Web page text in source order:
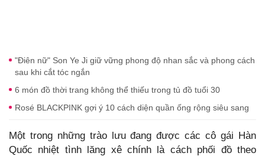
"Điên nữ" Son Ye Ji giữ vững phong độ nhan sắc và phong cách
sau khi cắt tóc ngắn
6 món đồ thời trang không thể thiếu trong tủ đồ tuổi 30
Rosé BLACKPINK gợi ý 10 cách diện quần ống rộng siêu sang
Một trong những trào lưu đang được các cô gái Hàn
Quốc nhiệt tình lăng xê chính là cách phối đồ theo